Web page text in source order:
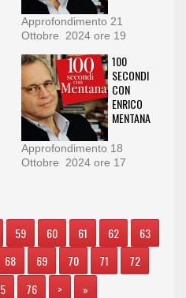
Approfondimento 21
Ottobre 2024 ore 19
100
SECONDI
CON
ENRICO
MENTANA
Approfondimento 18
Ottobre 2024 ore 17
59 60 61 62
63
68 69 70 71
72
76 > »